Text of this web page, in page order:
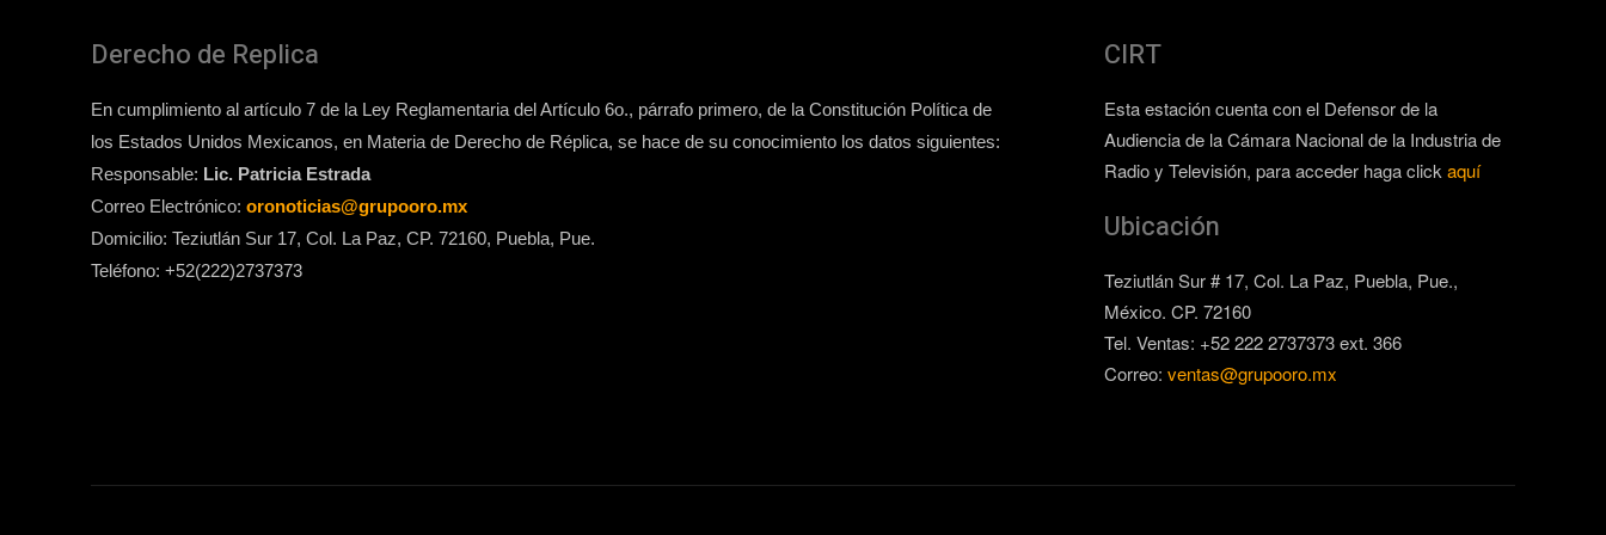
Derecho de Replica
En cumplimiento al artículo 7 de la Ley Reglamentaria del Artículo 6o., párrafo primero, de la Constitución Política de
los Estados Unidos Mexicanos, en Materia de Derecho de Réplica, se hace de su conocimiento los datos siguientes:
Responsable: Lic. Patricia Estrada
Correo Electrónico: oronoticias@grupooro.mx
Domicilio: Teziutlán Sur 17, Col. La Paz, CP. 72160, Puebla, Pue.
Teléfono: +52(222)2737373
CIRT
Esta estación cuenta con el Defensor de la
Audiencia de la Cámara Nacional de la Industria de
Radio y Televisión, para acceder haga clickaquí
Ubicación
Teziutlán Sur # 17, Col. La Paz, Puebla, Pue.,
México. CP. 72160
Tel. Ventas: +52 222 2737373 ext. 366
Correo: ventas@grupooro.mx